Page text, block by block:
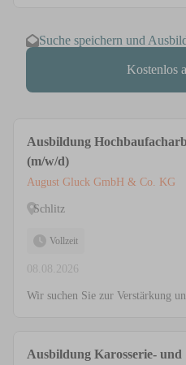
Suche speichern und
Kostenlos
Ausbildung
(m/w/d)
August Gluck GmbH & Co. KG
Schlitz
Vollzeit
08.08.2026
Wir suchen Sie zur Verstärkung
Ausbildung Karosserie- und